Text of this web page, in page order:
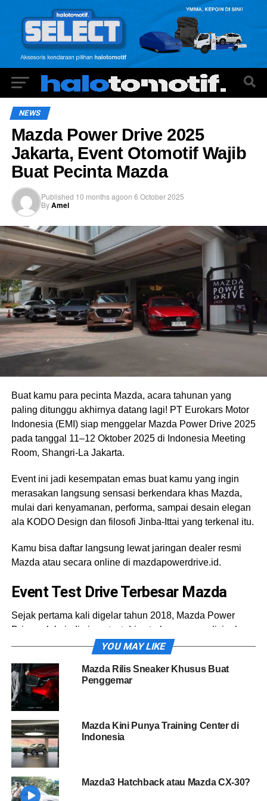
NEWS
Mazda Power Drive 2025
Jakarta, Event Otomotif Wajib
Buat Pecinta Mazda
Published 10 months agoon 6 October 2025
ByAmel
Buat kamu para pecinta Mazda, acara tahunan yang
paling ditunggu akhirnya datang lagi! PT Eurokars Motor
Indonesia (EMI) siap menggelar Mazda Power Drive 2025
pada tanggal 11–12 Oktober 2025 di Indonesia Meeting
Room, Shangri-La Jakarta.
Event ini jadi kesempatan emas buat kamu yang ingin
merasakan langsung sensasi berkendara khas Mazda,
mulai dari kenyamanan, performa, sampai desain elegan
ala KODO Design dan filosofi Jinba-Ittai yang terkenal itu.
Kamu bisa daftar langsung lewat jaringan dealer resmi
Mazda atau secara online di mazdapowerdrive.id.
Event Test Drive Terbesar Mazda
Sejak pertama kali digelar tahun 2018, Mazda Power
Drive selalu jadi ajang test drive terbesar yang disiapkan
khusus untuk para “Mazda Friends” di Indonesia.
“Ini momen terbaik buat eksplorasi hampir seluruh line-up
Mazda dan merasakan langsung sensasinya dari balik
kemudi. Karena, Mazda itu baru benar-benar bisa
dipahami saat dikendarai,” ujar Ricky Thio, Chief
Operating Officer PT Eurokars Motor Indonesia.
YOU MAY LIKE
Mazda Rilis Sneaker Khusus Buat
Penggemar
Mazda Kini Punya Training Center di
Indonesia
Mazda3 Hatchback atau Mazda CX-30?